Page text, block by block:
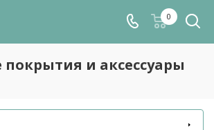
0
и аксессуары